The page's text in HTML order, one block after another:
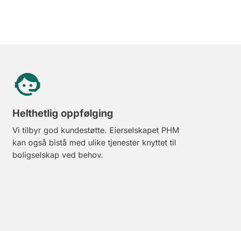
Helthetlig oppfølging
Vi tilbyr god kundestøtte. Eierselskapet PHM
kan også bistå med ulike tjenester knyttet til
boligselskap ved behov.